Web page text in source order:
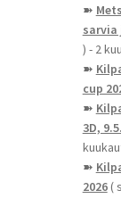
➽
) - 2
➽
cup
➽
3D,
➽
2026(